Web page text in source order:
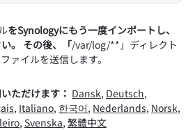
をSynologyにもう一度インポートし、
。 その後、「/var/log/**」ディレクト
ァイルを送信します。
ただけます： Dansk, Deutsch,
, Italiano, 한국어, Nederlands, Norsk,
, Svenska, 繁體中文